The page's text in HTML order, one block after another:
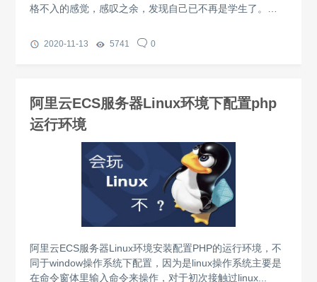
格不入的感觉，感叹之余，发现自己已不再是学生了。大
2020-11-13 5741 0
阿里云ECS服务器Linux环境下配置php
运行环境
阿里云ECS服务器Linux环境安装配置PHP的运行环境，不
同于window操作系统下配置，因为是linux操作系统主要是
在命令窗体里输入命令来操作，对于初次接触过linux...